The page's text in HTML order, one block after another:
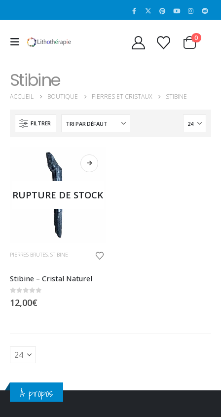
0
Stibine
ACCUEIL BOUTIQUE PIERRES ET CRISTAUX STIBINE
FILTRER
RUPTURE DE STOCK
PIERRES BRUTES, STIBINE
Stibine – Cristal Naturel
12,00€
À propos